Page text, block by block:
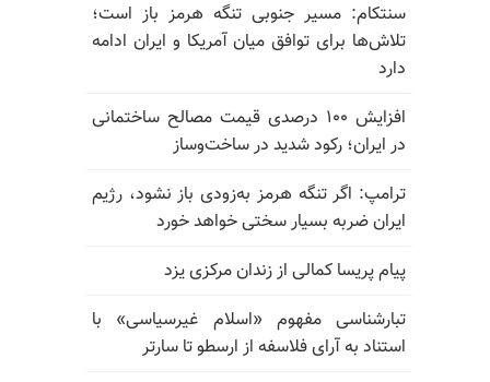
سنتکام: مسیر جنوبی تنگه هرمز باز است؛
تلاش‌ها برای توافق میان آمریکا و ایران ادامه
دارد
افزایش ۱۰۰ درصدی قیمت مصالح ساختمانی
در ایران؛ رکود شدید در ساخت‌وساز
ترامپ: اگر تنگه هرمز به‌زودی باز نشود، رژیم
ایران ضربه بسیار سختی خواهد خورد
پیام پریسا کمالی از زندان مرکزی یزد
تبارشناسی مفهوم «اسلام غیرسیاسی» با
استناد به آرای فلاسفه از ارسطو تا سارتر